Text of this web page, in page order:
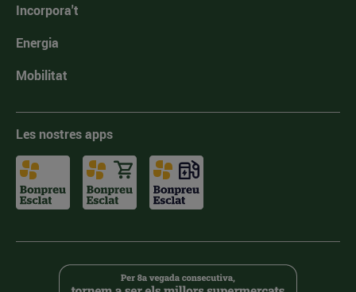
Incorpora't
Energia
Mobilitat
Les nostres apps